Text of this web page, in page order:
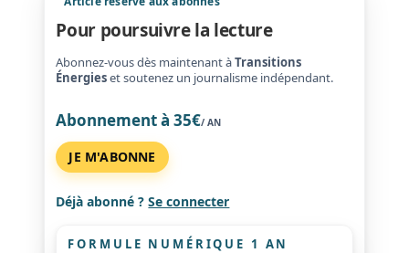
Pour poursuivre la lecture
Abonnez-vous dès maintenant àTransitions
Énergieset soutenez un journalisme indépendant.
Abonnement à 35€/ AN
JE M'ABONNE
Déjà abonné ?Se connecter
FORMULE NUMÉRIQUE 1 AN